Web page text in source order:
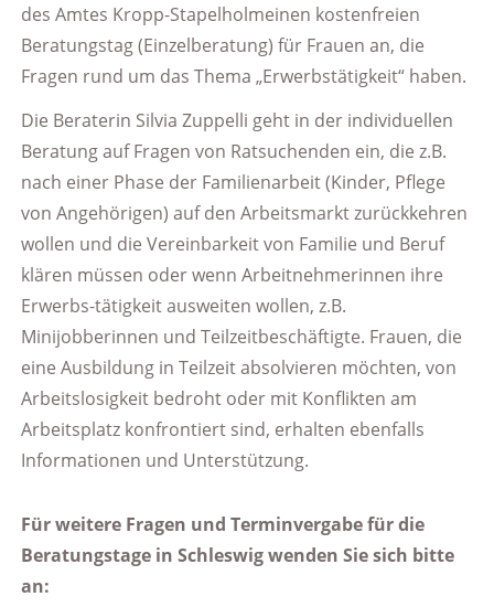
des Amtes Kropp-Stapelholmeinen kostenfreien
Beratungstag (Einzelberatung) für Frauen an, die
Fragen rund um das Thema „Erwerbstätigkeit“ haben.
Die Beraterin Silvia Zuppelli geht in der individuellen
Beratung auf Fragen von Ratsuchenden ein, die z.B.
nach einer Phase der Familienarbeit (Kinder, Pflege
von Angehörigen) auf den Arbeitsmarkt zurückkehren
wollen und die Vereinbarkeit von Familie und Beruf
klären müssen oder wenn Arbeitnehmerinnen ihre
Erwerbs-tätigkeit ausweiten wollen, z.B.
Minijobberinnen und Teilzeitbeschäftigte. Frauen, die
eine Ausbildung in Teilzeit absolvieren möchten, von
Arbeitslosigkeit bedroht oder mit Konflikten am
Arbeitsplatz konfrontiert sind, erhalten ebenfalls
Informationen und Unterstützung.
Für weitere Fragen und Terminvergabe für die
Beratungstage in Schleswig wenden Sie sich bitte
an: